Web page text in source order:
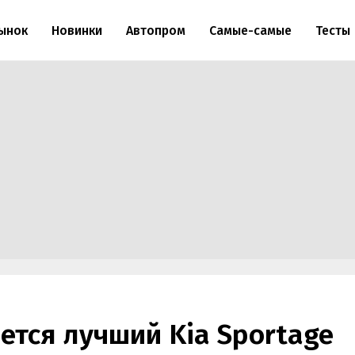
Новинки Автопром Самые-самые Тесты
лучший Kia Sportage